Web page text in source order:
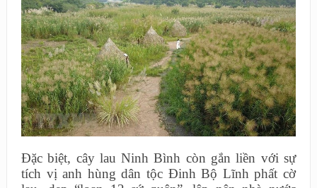
Đặc biệt, cây lau Ninh Bình còn gắn liền với sự
tích vị anh hùng dân tộc Đinh Bộ Lĩnh phất cờ